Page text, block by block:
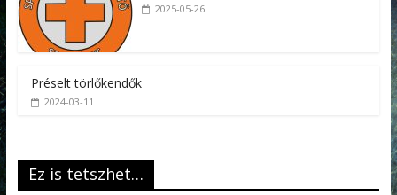
2025-05-26
Préselt törlőkendők
2024-03-11
Ez is tetszhet…